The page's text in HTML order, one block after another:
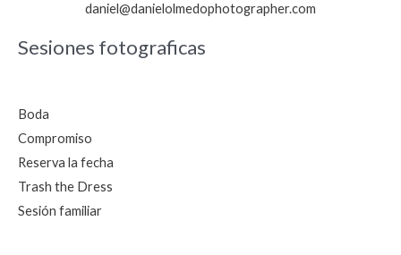
daniel@danielolmedophotographer.com
Sesiones fotograficas
Boda
Compromiso
Reserva la fecha
Trash the Dress
Sesión familiar